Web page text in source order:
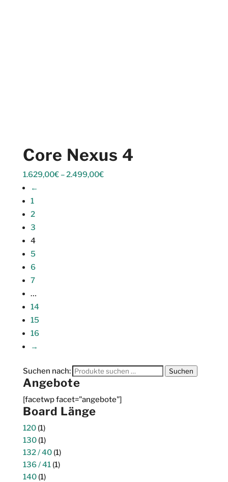
Core Nexus 4
1.629,00€–2.499,00€
←
1
2
3
4
5
6
7
…
14
15
16
→
Suchen nach: Suchen
Angebote
[facetwp facet="angebote"]
Board Länge
120 (1)
130 (1)
132 / 40 (1)
136 / 41 (1)
140 (1)